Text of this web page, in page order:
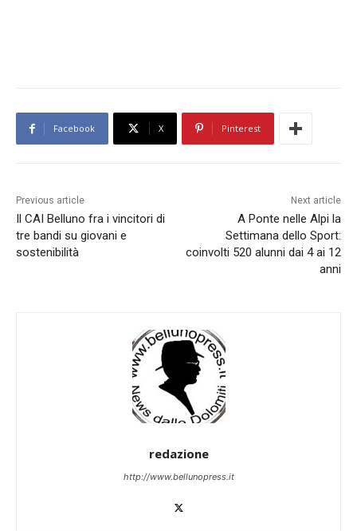
Facebook X Pinterest
Previous article
Il CAI Belluno fra i vincitori di
tre bandi su giovani e
sostenibilità
Next article
A Ponte nelle Alpi la
Settimana dello Sport:
coinvolti 520 alunni dai 4 ai 12
anni
redazione
http://www.bellunopress.it